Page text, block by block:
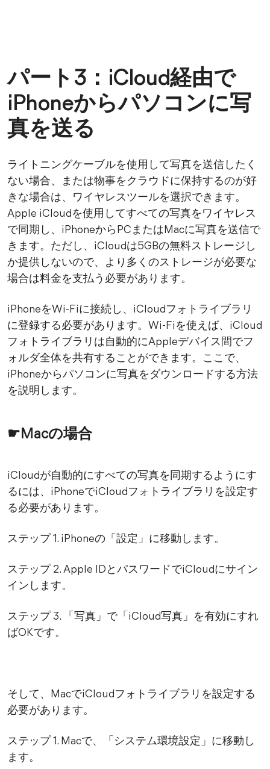
パート3：iCloud経由で
iPhoneからパソコンに写
真を送る
ライトニングケーブルを使用して写真を送信したく
ない場合、または物事をクラウドに保持するのが好
きな場合は、ワイヤレスツールを選択できます。
Apple iCloudを使用してすべての写真をワイヤレス
で同期し、iPhoneからPCまたはMacに写真を送信で
きます。ただし、iCloudは5GBの無料ストレージし
か提供しないので、より多くのストレージが必要な
場合は料金を支払う必要があります。
iPhoneをWi-Fiに接続し、iCloudフォトライブラリ
に登録する必要があります。Wi-Fiを使えば、iCloud
フォトライブラリは自動的にAppleデバイス間でフ
ォルダ全体を共有することができます。ここで、
iPhoneからパソコンに写真をダウンロードする方法
を説明します。
☛Macの場合
iCloudが自動的にすべての写真を同期するようにす
るには、iPhoneでiCloudフォトライブラリを設定す
る必要があります。
ステップ 1. iPhoneの「設定」に移動します。
ステップ 2. Apple IDとパスワードでiCloudにサイン
インします。
ステップ 3. 「写真」で「iCloud写真」を有効にすれ
ばOKです。
そして、MacでiCloudフォトライブラリを設定する
必要があります。
ステップ 1. Macで、「システム環境設定」に移動し
ます。